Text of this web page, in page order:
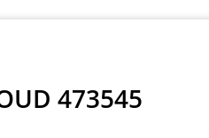
473545